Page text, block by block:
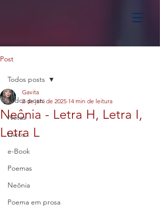
Post
Todos posts
Notas
Livros
e-Book
Poemas
Neônia
Poema em prosa
Todos posts
Neônia - Letra H, Letra I,
Letra L
Gavita
2 de jan. de 2025 14 min de leitura